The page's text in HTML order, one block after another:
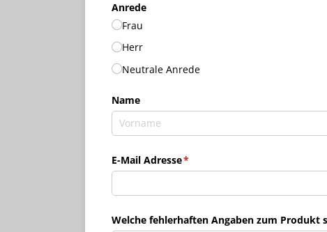
Anrede
Frau
Herr
Neutrale Anrede
Name
E-Mail Adresse*
(erforderlich)
Welche fehlerhaften Angaben zum Produkt